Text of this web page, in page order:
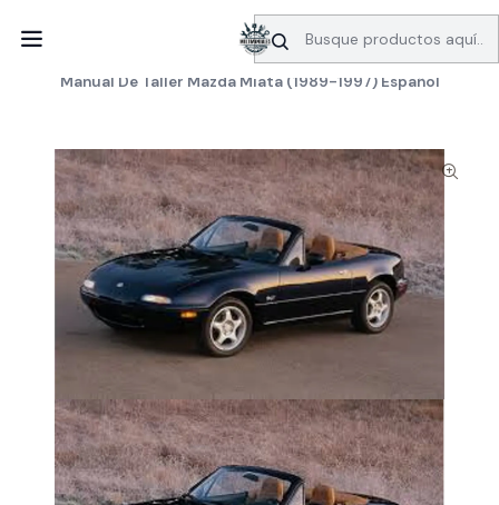
SERVICIO DE BÚSQUEDA DE INFORMACIÓN AUTOMOTRIZ
Manuales de despiece Mazda
Manual De Taller Mazda Miata (1989-1997) Español